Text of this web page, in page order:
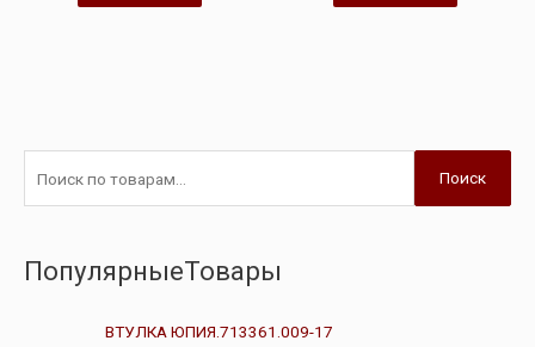
Поиск
ПопулярныеТовары
ВТУЛКА ЮПИЯ.713361.009-17